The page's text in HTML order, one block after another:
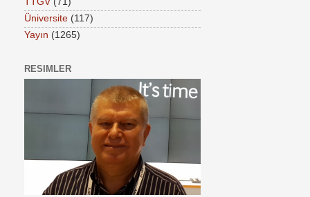
Üniversite (117)
Yayın (1265)
RESIMLER